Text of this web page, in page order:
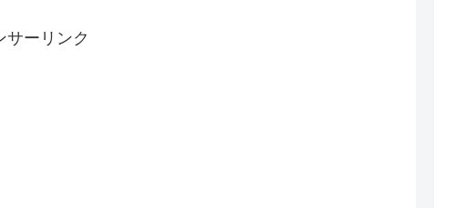
サーリンク